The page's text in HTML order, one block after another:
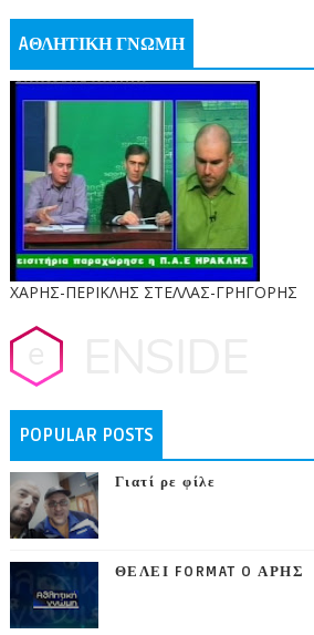
AΘΛΗΤΙΚΗ ΓΝΩΜΗ
ΧΑΡΗΣ-ΠΕΡΙΚΛΗΣ ΣΤΕΛΛΑΣ-ΓΡΗΓΟΡΗΣ
POPULAR POSTS
Γιατί ρε φίλε
ΘΕΛΕΙ FORMAT O ΑΡΗΣ